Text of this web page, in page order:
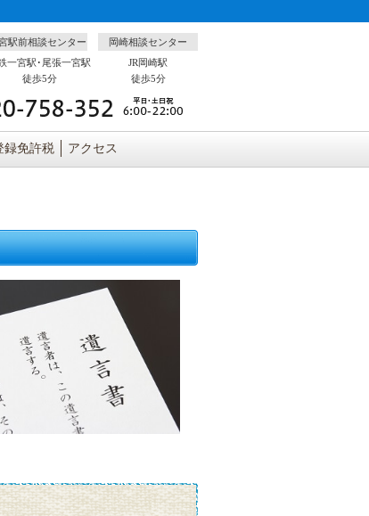
駅前相談センター
一宮駅･尾張一宮駅
徒歩5分
岡崎相談センター
JR岡崎駅
徒歩5分
録免許税 アクセス